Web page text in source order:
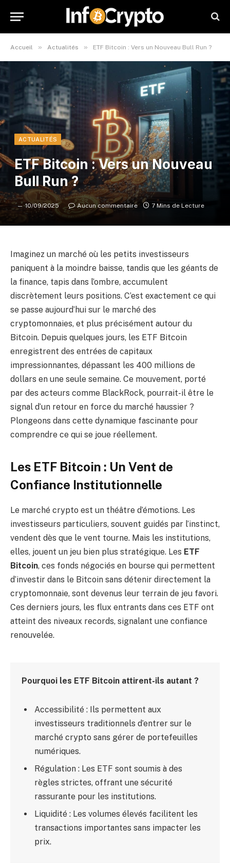
Accueil » Actualités » ETF Bitcoin : Vers un Nouveau Bull Run ?
ACTUALITÉS
ETF Bitcoin : Vers un Nouveau
Bull Run ?
10/09/2025 Aucun commentaire 7 Mins de Lecture
Imaginez un marché où les petits investisseurs
paniquent à la moindre baisse, tandis que les géants de
la finance, tapis dans l’ombre, accumulent
discrètement leurs positions. C’est exactement ce qui
se passe aujourd’hui sur le marché des
cryptomonnaies, et plus précisément autour du
Bitcoin. Depuis quelques jours, les ETF Bitcoin
enregistrent des entrées de capitaux
impressionnantes, dépassant les 400 millions de
dollars en une seule semaine. Ce mouvement, porté
par des acteurs comme BlackRock, pourrait-il être le
signal d’un retour en force du marché haussier ?
Plongeons dans cette dynamique fascinante pour
comprendre ce qui se joue réellement.
Les ETF Bitcoin : Un Vent de
Confiance Institutionnelle
Le marché crypto est un théâtre d’émotions. Les
investisseurs particuliers, souvent guidés par l’instinct,
vendent dès que le vent tourne. Mais les institutions,
elles, jouent un jeu bien plus stratégique. Les ETF
Bitcoin, ces fonds négociés en bourse qui permettent
d’investir dans le Bitcoin sans détenir directement la
cryptomonnaie, sont devenus leur terrain de jeu favori.
Ces derniers jours, les flux entrants dans ces ETF ont
atteint des niveaux records, signalant une confiance
renouvelée.
Pourquoi les ETF Bitcoin attirent-ils autant ?
Accessibilité : Ils permettent aux
investisseurs traditionnels d’entrer sur le
marché crypto sans gérer de portefeuilles
numériques.
Régulation : Les ETF sont soumis à des
règles strictes, offrant une sécurité
rassurante pour les institutions.
Liquidité : Les volumes élevés facilitent les
transactions importantes sans impacter les
prix.